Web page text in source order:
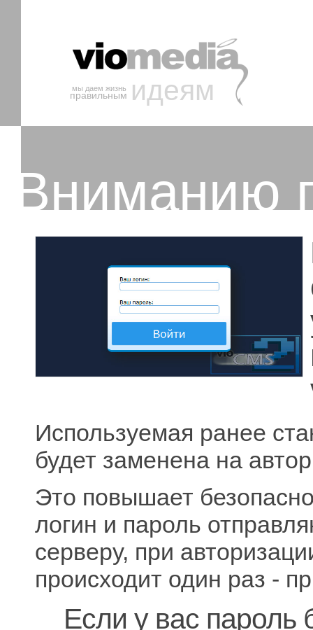
мы даем жизнь
правильным идеям
Вниманию
Используемая ранее
будет заменена на
Это повышает
логин и пароль
серверу, при
происходит один раз -
Если у вас пароль